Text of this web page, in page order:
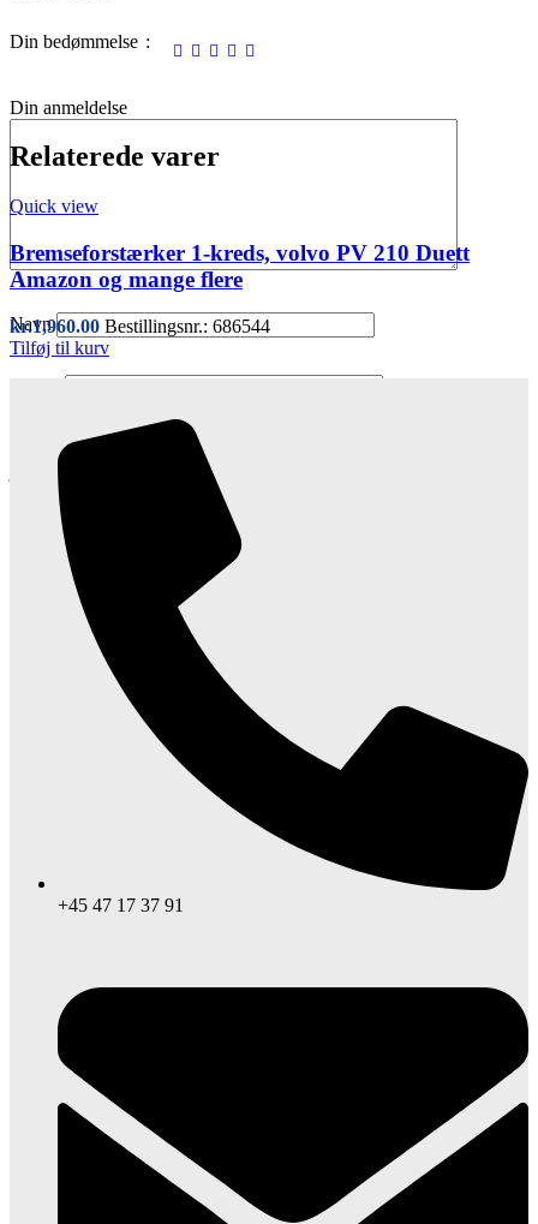
Din bedømmelse
Din anmeldelse
Navn
Gem mit navn, mail og websted i denne browser til næste gang
jeg kommenterer.
Relaterede varer
Quick view
Bremseforstærker 1-kreds, volvo PV 210 Duett
Amazon og mange flere
kr.1,960.00 Bestillingsnr.: 686544
Tilføj til kurv
+45 47 17 37 91